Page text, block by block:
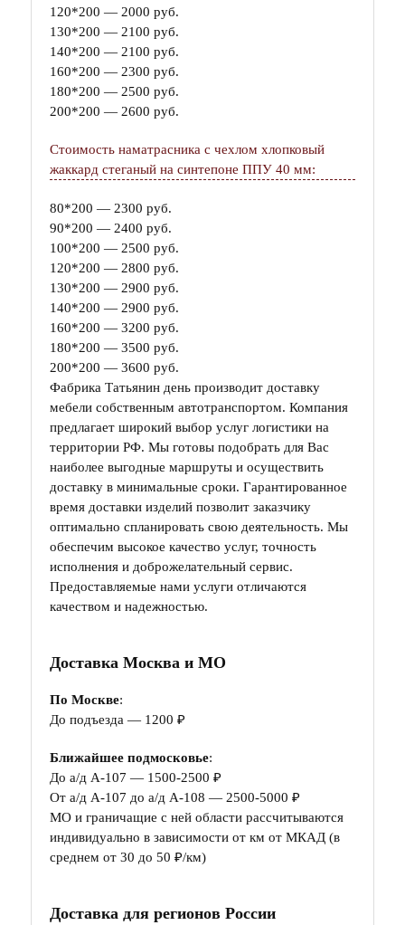
120*200 — 2000 руб.
130*200 — 2100 руб.
140*200 — 2100 руб.
160*200 — 2300 руб.
180*200 — 2500 руб.
200*200 — 2600 руб.
Стоимость наматрасника с чехлом хлопковый
жаккард стеганый на синтепоне ППУ 40 мм:
80*200 — 2300 руб.
90*200 — 2400 руб.
100*200 — 2500 руб.
120*200 — 2800 руб.
130*200 — 2900 руб.
140*200 — 2900 руб.
160*200 — 3200 руб.
180*200 — 3500 руб.
200*200 — 3600 руб.
Фабрика Татьянин день производит доставку
мебели собственным автотранспортом. Компания
предлагает широкий выбор услуг логистики на
территории РФ. Мы готовы подобрать для Вас
наиболее выгодные маршруты и осуществить
доставку в минимальные сроки. Гарантированное
время доставки изделий позволит заказчику
оптимально спланировать свою деятельность. Мы
обеспечим высокое качество услуг, точность
исполнения и доброжелательный сервис.
Предоставляемые нами услуги отличаются
качеством и надежностью.
Доставка Москва и МО
По Москве:
До подъезда — 1200 ₽
Ближайшее подмосковье:
До а/д А-107 — 1500-2500 ₽
От а/д А-107 до а/д А-108 — 2500-5000 ₽
МО и граничащие с ней области рассчитываются
индивидуально в зависимости от км от МКАД (в
среднем от 30 до 50 ₽/км)
Доставка для регионов России